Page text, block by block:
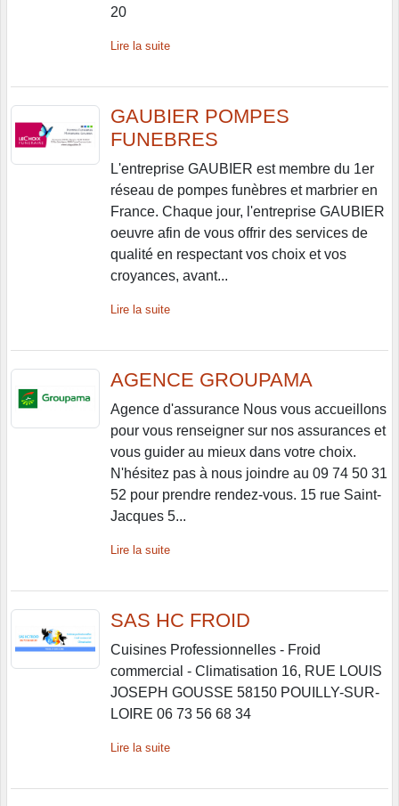
20
Lire la suite
GAUBIER POMPES
FUNEBRES
L'entreprise GAUBIER est membre du 1er
réseau de pompes funèbres et marbrier en
France. Chaque jour, l'entreprise GAUBIER
oeuvre afin de vous offrir des services de
qualité en respectant vos choix et vos
croyances, avant...
Lire la suite
AGENCE GROUPAMA
Agence d'assurance Nous vous accueillons
pour vous renseigner sur nos assurances et
vous guider au mieux dans votre choix.
N'hésitez pas à nous joindre au 09 74 50 31
52 pour prendre rendez-vous. 15 rue Saint-
Jacques 5...
Lire la suite
SAS HC FROID
Cuisines Professionnelles - Froid
commercial - Climatisation 16, RUE LOUIS
JOSEPH GOUSSE 58150 POUILLY-SUR-
LOIRE 06 73 56 68 34
Lire la suite